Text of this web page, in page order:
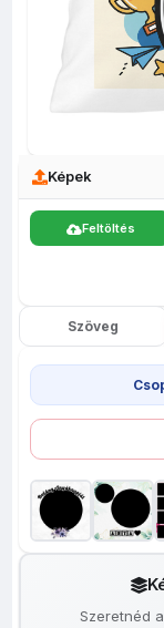
Képek
Feltöltés
Szöveg
Szeretnéd